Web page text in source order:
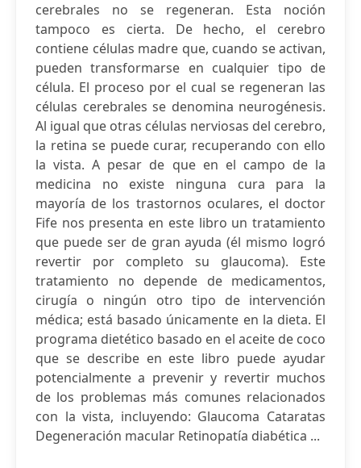
cerebrales no se regeneran. Esta noción
tampoco es cierta. De hecho, el cerebro
contiene células madre que, cuando se activan,
pueden transformarse en cualquier tipo de
célula. El proceso por el cual se regeneran las
células cerebrales se denomina neurogénesis.
Al igual que otras células nerviosas del cerebro,
la retina se puede curar, recuperando con ello
la vista. A pesar de que en el campo de la
medicina no existe ninguna cura para la
mayoría de los trastornos oculares, el doctor
Fife nos presenta en este libro un tratamiento
que puede ser de gran ayuda (él mismo logró
revertir por completo su glaucoma). Este
tratamiento no depende de medicamentos,
cirugía o ningún otro tipo de intervención
médica; está basado únicamente en la dieta. El
programa dietético basado en el aceite de coco
que se describe en este libro puede ayudar
potencialmente a prevenir y revertir muchos
de los problemas más comunes relacionados
con la vista, incluyendo: Glaucoma Cataratas
Degeneración macular Retinopatía diabética ...